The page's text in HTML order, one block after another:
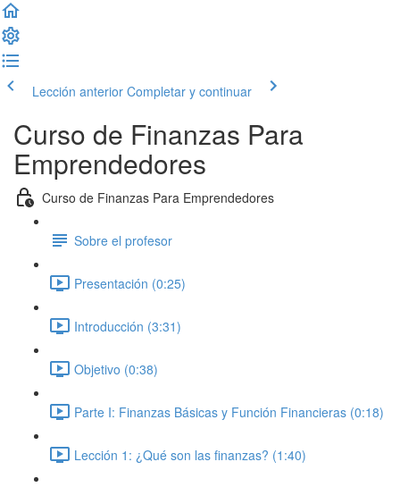
Lección anterior Completar y continuar
Curso de Finanzas Para
Emprendedores
Curso de Finanzas Para Emprendedores
Sobre el profesor
Presentación (0:25)
Introducción (3:31)
Objetivo (0:38)
Parte I: Finanzas Básicas y Función Financieras (0:18)
Lección 1: ¿Qué son las finanzas? (1:40)